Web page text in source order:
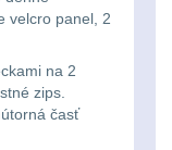
velcro panel, 2
na 2
zips.
časť